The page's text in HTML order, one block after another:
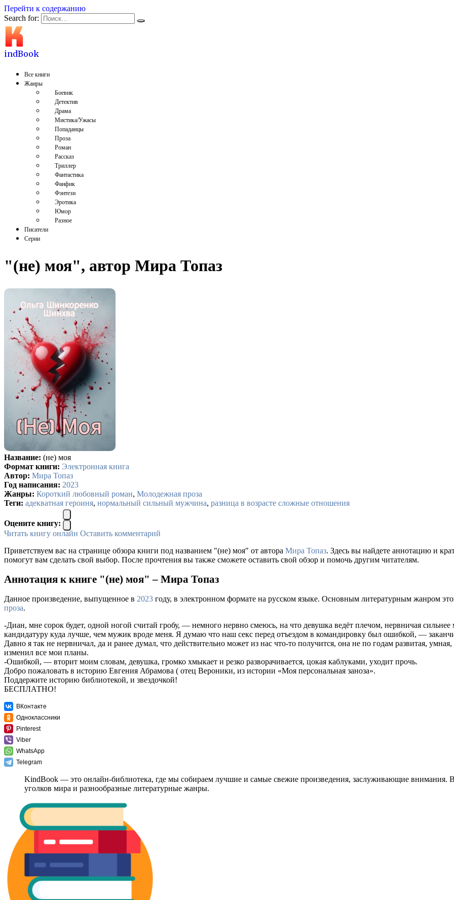
Перейти к содержанию
Search for:
indBook
Все книги
Жанры
Боевик
Детектив
Драма
Мистика/Ужасы
Попаданцы
Проза
Роман
Рассказ
Триллер
Фантастика
Фанфик
Фэнтези
Эротика
Юмор
Разное
Писатели
Серии
"(не) моя", автор Мира Топаз
Название: (не) моя
Формат книги: Электронная книга
Автор: Мира Топаз
Год написания: 2023
Жанры: Короткий любовный роман, Молодежная проза
Теги: адекватная героиня, нормальный сильный мужчина, разница в возрасте сложные отношения
Оцените книгу:
Читать книгу онлайн Оставить комментарий
Приветствуем вас на странице обзора книги под названием "(не) моя" от автора Мира Топаз. Здесь вы найдете аннотацию и
помогут вам сделать свой выбор. После прочтения вы также сможете оставить свой обзор и помочь другим читателям.
Аннотация к книге "(не) моя" – Мира Топаз
Данное произведение, выпущенное в 2023 году, в электронном формате на русском языке. Основным литературным жанром
проза.
-Диан, мне сорок будет, одной ногой считай гробу, — немного нервно смеюсь, на что девушка ведёт плечом, нервничая
кандидатуру куда лучше, чем мужик вроде меня. Я думаю что наш секс перед отъездом в командировку был ошибкой, —
Давно я так не нервничал, да и ранее думал, что действительно может из нас что-то получится, она не по годам развитая,
изменил все мои планы.
-Ошибкой, — вторит моим словам, девушка, громко хмыкает и резко разворачивается, цокая каблуками, уходит прочь.
Добро пожаловать в историю Евгения Абрамова ( отец Вероники, из истории «Моя персональная заноза».
Поддержите историю библиотекой, и звездочкой!
БЕСПЛАТНО!
ВКонтакте
Одноклассники
Pinterest
Viber
WhatsApp
Telegram
KindBook — это онлайн-библиотека, где мы собираем лучшие и самые свежие произведения, заслуживающие внимания.
уголков мира и разнообразные литературные жанры.